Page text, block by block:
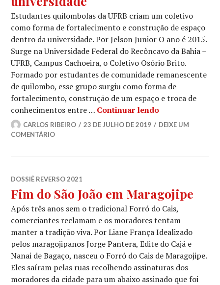
Estudantes quilombolas da UFRB criam um coletivo
como forma de fortalecimento e construção de espaço
dentro da universidade. Por Jelson Junior O ano é 2015.
Surge na Universidade Federal do Recôncavo da Bahia –
UFRB, Campus Cachoeira, o Coletivo Osório Brito.
Formado por estudantes de comunidade remanescente
de quilombo, esse grupo surgiu como forma de
fortalecimento, construção de um espaço e troca de
conhecimentos entre … Continuar lendoColetivo
CARLOS RIBEIRO 23 DE JULHO DE 2019
DEIXE UM
COMENTÁRIO
DOSSIÊ REVERSO 2021
Fim do São João em Maragojipe
Após três anos sem o tradicional Forró do Cais,
comerciantes reclamam e os moradores tentam
manter a tradição viva. Por Liane França Idealizado
pelos maragojipanos Jorge Pantera, Edite do Cajá e
Nanai de Bagaço, nasceu o Forró do Cais de Maragojipe.
Eles saíram pelas ruas recolhendo assinaturas dos
moradores da cidade para um abaixo assinado que foi